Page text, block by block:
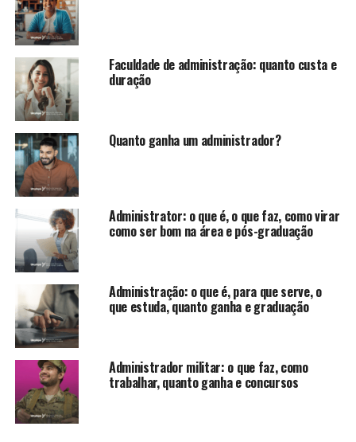
Faculdade de administração: quanto custa e
duração
Quanto ganha um administrador?
Administrator: o que é, o que faz, como virar
como ser bom na área e pós-graduação
Administração: o que é, para que serve, o
que estuda, quanto ganha e graduação
Administrador militar: o que faz, como
trabalhar, quanto ganha e concursos